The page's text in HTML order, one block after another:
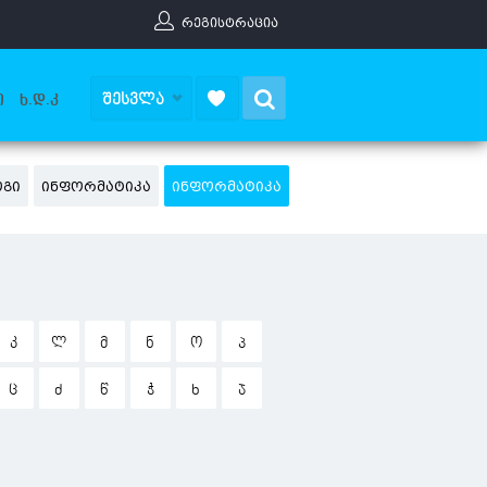
ᲠᲔᲒᲘᲡᲢᲠᲐᲪᲘᲐ
Ხ.Დ.Კ ᲨᲔᲡᲕᲚᲐ
ᲘᲜᲤᲝᲠᲛᲐᲢᲘᲙᲐ ᲘᲜᲤᲝᲠᲛᲐᲢᲘᲙᲐ
Კ Ლ Მ Ნ Ო Პ
Ც Ძ Წ Ჭ Ხ Ჯ